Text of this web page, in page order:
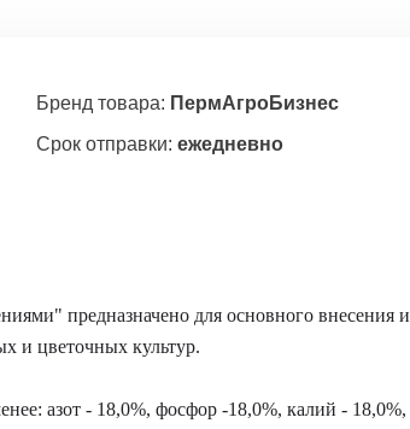
Бренд товара: ПермАгроБизнес
Срок отправки: ежедневно
предназначено для основного внесения и
и цветочных культур.
азот - 18,0%, фосфор -18,0%, калий - 18,0%,